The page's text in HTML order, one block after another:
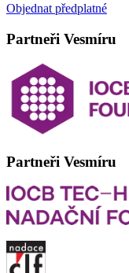
Objednat předplatné
Partneři Vesmíru
Partneři Vesmíru